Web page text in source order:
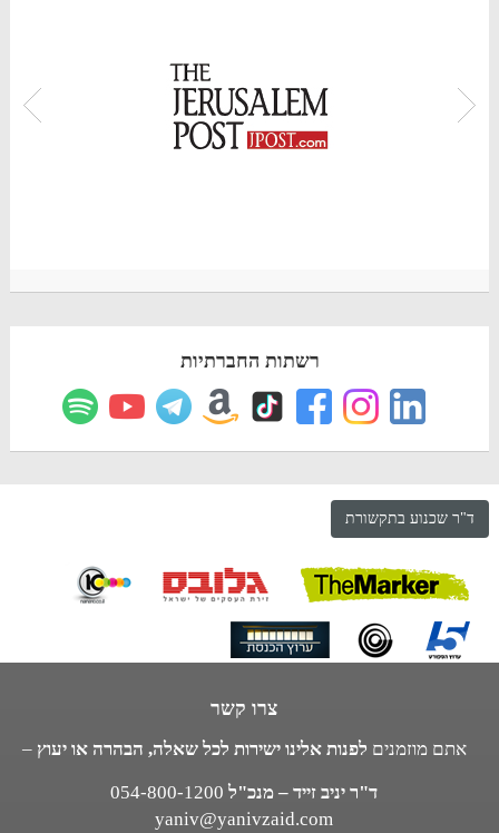
רשתות החברתיות
ד"ר שכנוע בתקשורת
צרו קשר
אתם מוזמנים לפנות אלינו ישירות לכל שאלה, הבהרה או יעוץ –
ד"ר יניב זייד – מנכ"ל 054-800-1200
yaniv@yanivzaid.com